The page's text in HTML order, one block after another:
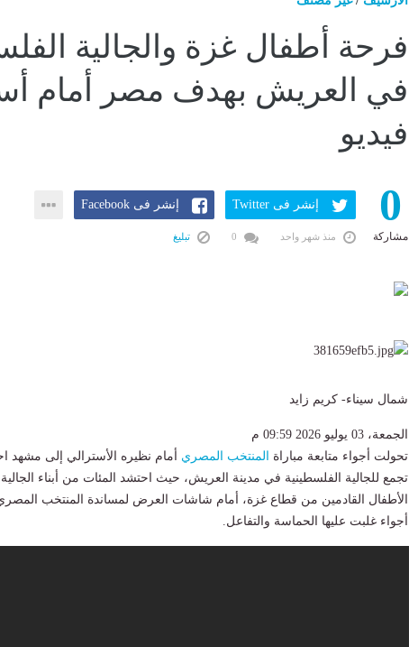
فرحة أطفال غزة والجالية
في العريش بهدف مصر أمام
فيديو
0
مشاركة
إنشر فى Twitter إنشر فى Facebook
منذ شهر واحد تبليغ
شمال سيناء- كريم زايد
الجمعة، 03 يوليو 2026 09:59 م
تحولت أجواء متابعة مباراة
المنتخب المصري أمام نظيره الأسترالي إلى مشهد
تجمع للجالية الفلسطينية في مدينة العريش، حيث احتشد المئات من أبناء
الأطفال القادمين من قطاع غزة، أمام شاشات العرض لمساندة المنتخب
أجواء غلبت عليها الحماسة والتفاعل.